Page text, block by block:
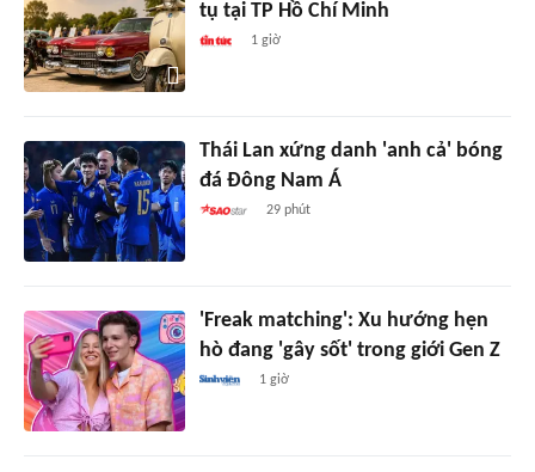
tụ tại TP Hồ Chí Minh
1 giờ
Thái Lan xứng danh 'anh cả' bóng
đá Đông Nam Á
29 phút
'Freak matching': Xu hướng hẹn
hò đang 'gây sốt' trong giới Gen Z
1 giờ